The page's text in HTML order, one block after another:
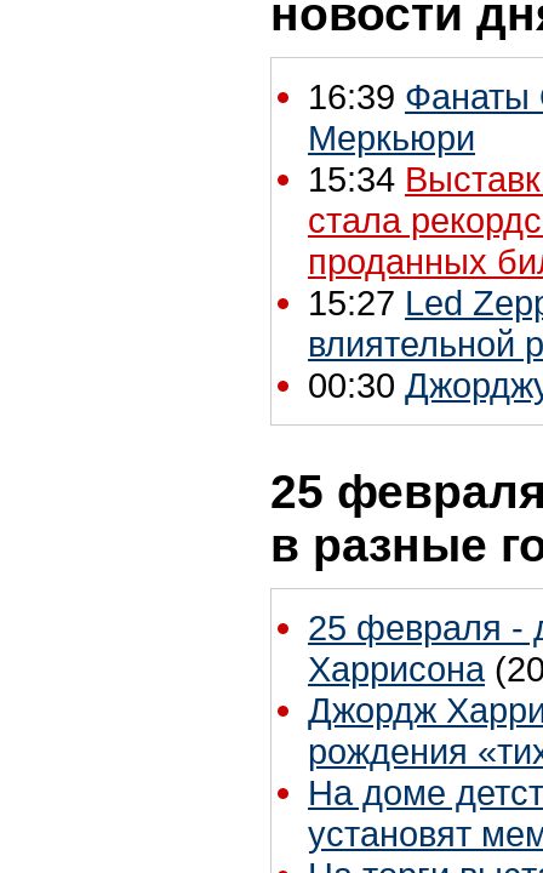
новости
16:39 Фанаты
Меркьюри
15:34
стала
проданных
15:27 Led
влиятельной
00:30
25
в разные
25 февраля -
Харрисона
Джордж
рождения
На доме
установят